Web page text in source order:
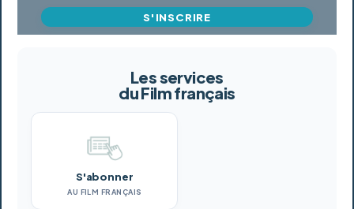
S'INSCRIRE
Les services
du Film français
S'abonner
AU FILM FRANÇAIS